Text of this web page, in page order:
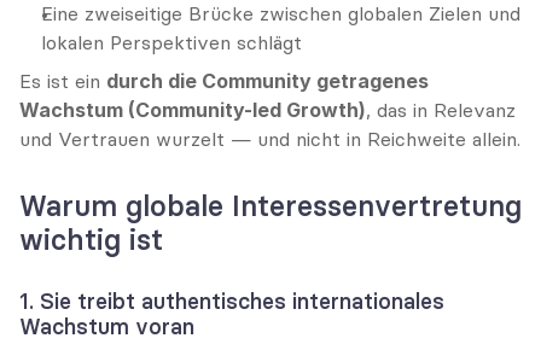
Eine zweiseitige Brücke zwischen globalen Zielen und
lokalen Perspektiven schlägt
Es ist ein durch die Community getragenes
Wachstum (Community-led Growth), das in Relevanz
und Vertrauen wurzelt — und nicht in Reichweite allein.
Warum globale Interessenvertretung
wichtig ist
1. Sie treibt authentisches internationales
Wachstum voran